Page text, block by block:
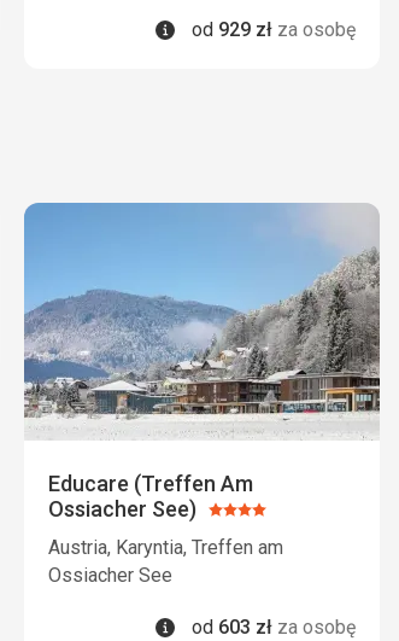
Informacje
od 929 zł za osobę
Educare (Treffen Am
Ossiacher See) Ocena:
4/5
Austria, Karyntia, Treffen am
Ossiacher See
Informacje
od 603 zł za osobę